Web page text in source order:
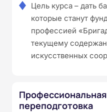
Цель курса – дать
которые станут
профессией
текущему
искусственных
Профессиональная
переподготовка